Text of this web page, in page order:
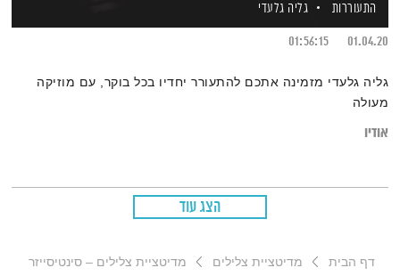
התעוררות
גליה גלעדי
01.04.20
01:56:15
גליה גלעדי מזמינה אתכם להתעורר יחדיו בכל בוקר, עם מוזיקה
מעולה
אודיו
הצג עוד
דף הבית מדיטציית צלילים מדיטציית צלילים – סינטיסייזר